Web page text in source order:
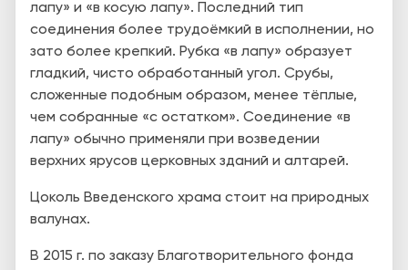
лапу» и «в косую лапу». Последний тип
соединения более трудоёмкий в исполнении, но
зато более крепкий. Рубка «в лапу» образует
гладкий, чисто обработанный угол. Срубы,
сложенные подобным образом, менее тёплые,
чем собранные «с остатком». Соединение «в
лапу» обычно применяли при возведении
верхних ярусов церковных зданий и алтарей.
Цоколь Введенского храма стоит на природных
валунах.
В 2015 г. по заказу Благотворительного фонда